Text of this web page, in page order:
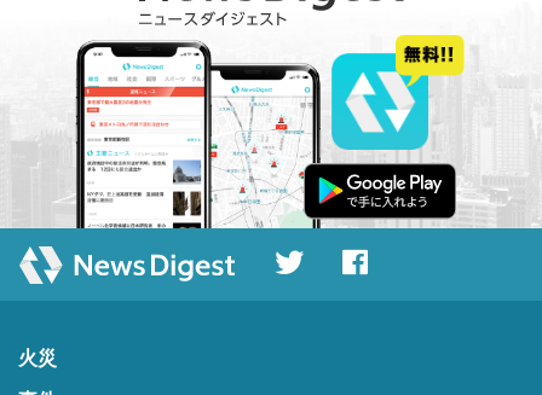
火災